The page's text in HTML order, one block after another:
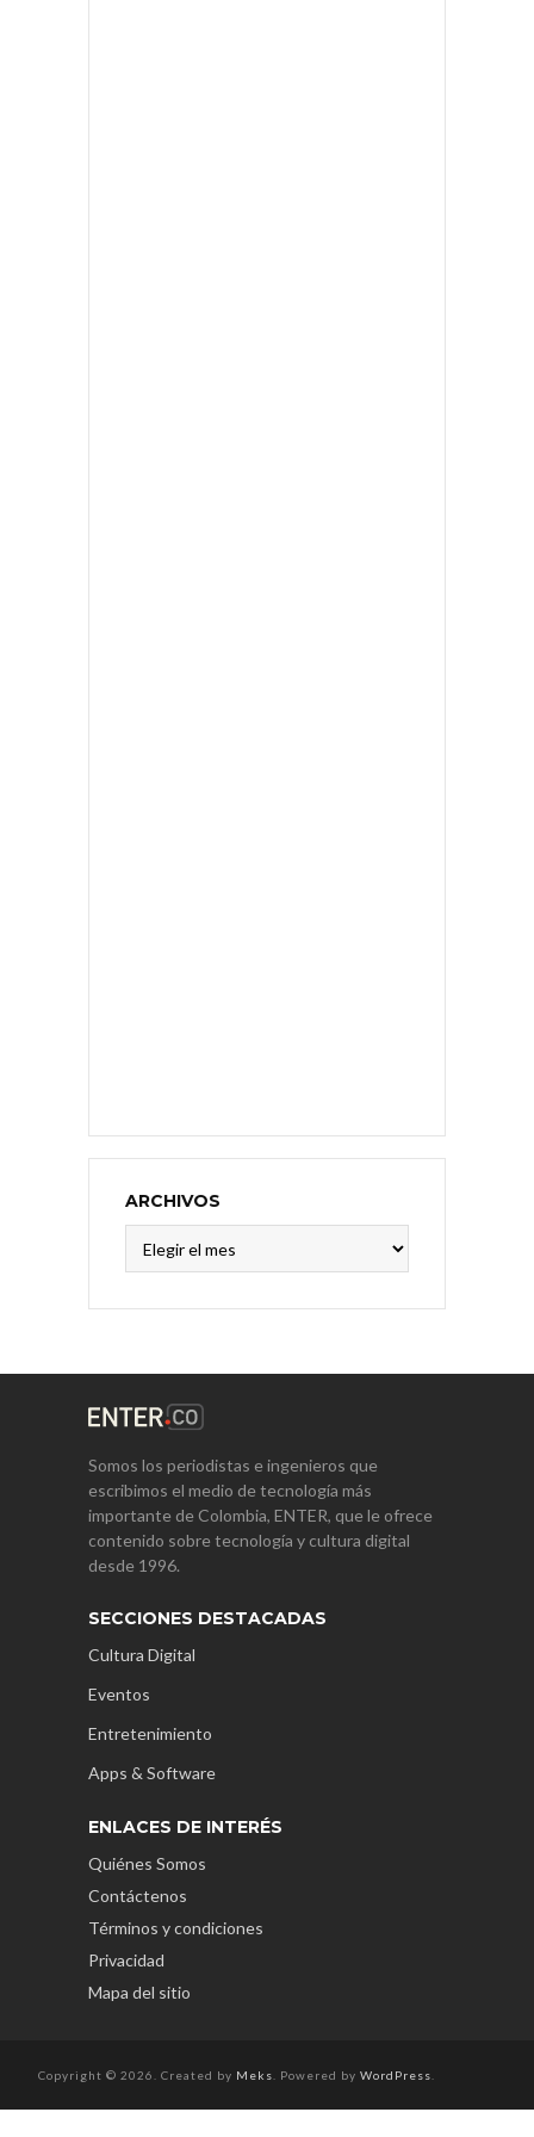
ARCHIVOS
Somos los periodistas e ingenieros que
escribimos el medio de tecnología más
importante de Colombia, ENTER, que le ofrece
contenido sobre tecnología y cultura digital
desde 1996.
SECCIONES DESTACADAS
Cultura Digital
Eventos
Entretenimiento
Apps & Software
ENLACES DE INTERÉS
Quiénes Somos
Contáctenos
Términos y condiciones
Privacidad
Mapa del sitio
Copyright © 2026. Created by Meks . Powered by WordPress